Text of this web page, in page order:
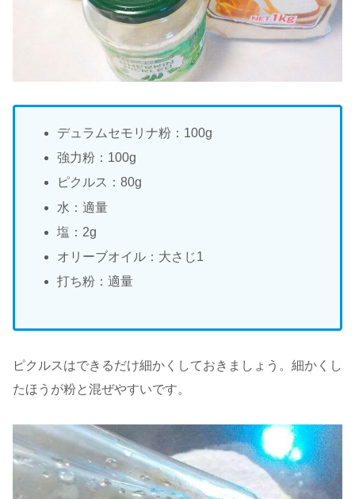
デュラムセモリナ粉：100g
強力粉：100g
ピクルス：80g
水：適量
塩：2g
オリーブオイル：大さじ1
打ち粉：適量
ピクルスはできるだけ細かくしておきましょう。細かくし
たほうが粉と混ぜやすいです。